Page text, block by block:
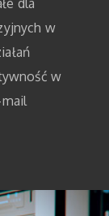
dla
w
w